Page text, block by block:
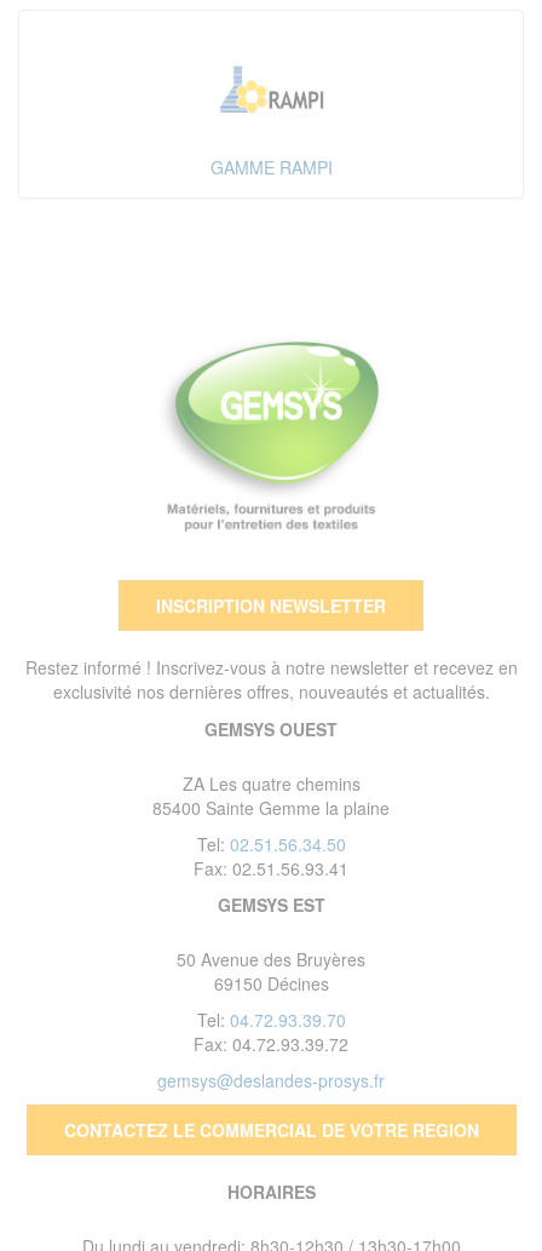
GAMME RAMPI
INSCRIPTION NEWSLETTER
Restez informé ! Inscrivez-vous à notre newsletter et recevez en
exclusivité nos dernières offres, nouveautés et actualités.
GEMSYS OUEST
ZA Les quatre chemins
85400 Sainte Gemme la plaine
Tel: 02.51.56.34.50
Fax: 02.51.56.93.41
GEMSYS EST
50 Avenue des Bruyères
69150 Décines
Tel: 04.72.93.39.70
Fax: 04.72.93.39.72
gemsys@deslandes-prosys.fr
CONTACTEZ LE COMMERCIAL DE VOTRE REGION
HORAIRES
Du lundi au vendredi: 8h30-12h30 / 13h30-17h00